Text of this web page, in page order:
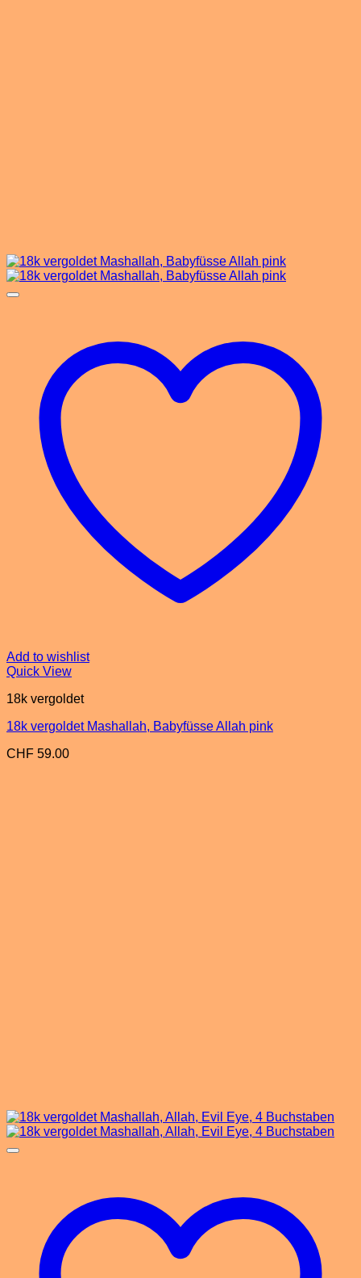
Add to wishlist
Quick View
18k vergoldet
18k vergoldet Mashallah, Babyfüsse Allah pink
CHF 59.00